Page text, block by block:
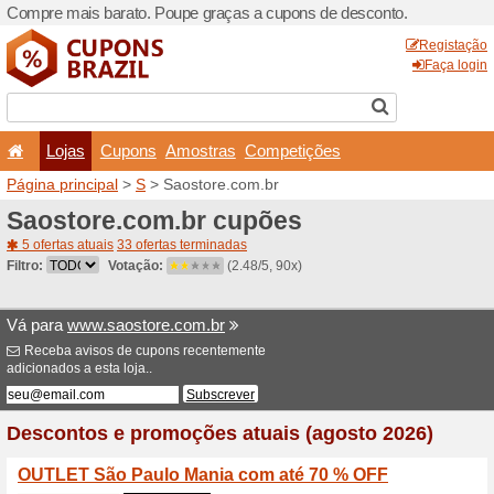
Compre mais barato.
Lojas Cupons
Página principal>S>